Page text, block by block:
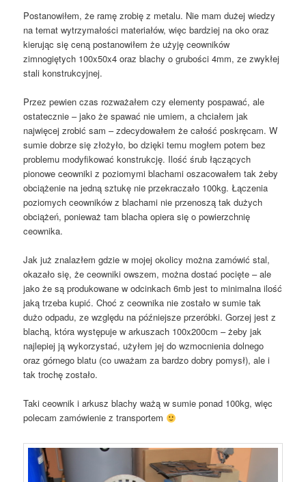
Postanowiłem, że ramę zrobię z metalu. Nie mam dużej wiedzy
na temat wytrzymałości materiałów, więc bardziej na oko oraz
kierując się ceną postanowiłem że użyję ceowników
zimnogiętych 100x50x4 oraz blachy o grubości 4mm, ze zwykłej
stali konstrukcyjnej.
Przez pewien czas rozważałem czy elementy pospawać, ale
ostatecznie – jako że spawać nie umiem, a chciałem jak
najwięcej zrobić sam – zdecydowałem że całość poskręcam. W
sumie dobrze się złożyło, bo dzięki temu mogłem potem bez
problemu modyfikować konstrukcję. Ilość śrub łączących
pionowe ceowniki z poziomymi blachami oszacowałem tak żeby
obciążenie na jedną sztukę nie przekraczało 100kg. Łączenia
poziomych ceowników z blachami nie przenoszą tak dużych
obciążeń, ponieważ tam blacha opiera się o powierzchnię
ceownika.
Jak już znalazłem gdzie w mojej okolicy można zamówić stal,
okazało się, że ceowniki owszem, można dostać pocięte – ale
jako że są produkowane w odcinkach 6mb jest to minimalna ilość
jaką trzeba kupić. Choć z ceownika nie zostało w sumie tak
dużo odpadu, ze względu na późniejsze przeróbki. Gorzej jest z
blachą, która występuje w arkuszach 100x200cm – żeby jak
najlepiej ją wykorzystać, użyłem jej do wzmocnienia dolnego
oraz górnego blatu (co uważam za bardzo dobry pomysł), ale i
tak trochę zostało.
Taki ceownik i arkusz blachy ważą w sumie ponad 100kg, więc
polecam zamówienie z transportem